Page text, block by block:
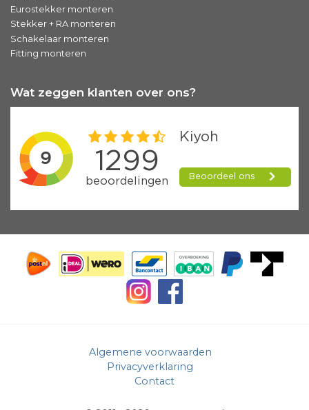
Eurostekker monteren
Stekker + RA monteren
Schakelaar monteren
Fitting monteren
Wat zeggen klanten over ons?
Algemene voorwaarden
Privacyverklaring
Contact